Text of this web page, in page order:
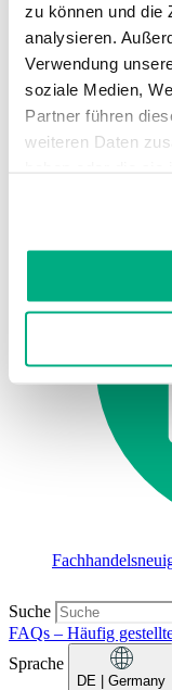
zu können und die
analysieren.
Verwendung
soziale Medien,
Partner führen
weiteren Daten
Cookies, wenn
Weitere
Akademie
Juzo
Medical
Digitale
Suche
FAQs – Häufig
Sprache
DE | Germany